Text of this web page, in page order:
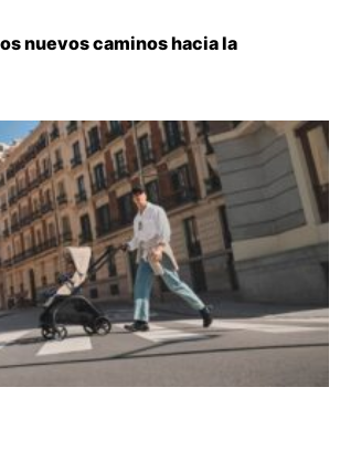
nuevos caminos hacia la